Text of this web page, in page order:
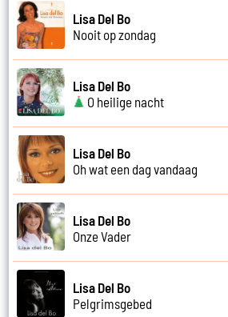
Lisa Del Bo
Nooit op zondag
Lisa Del Bo
O heilige nacht
Lisa Del Bo
Oh wat een dag vandaag
Lisa Del Bo
Onze Vader
Lisa Del Bo
Pelgrimsgebed